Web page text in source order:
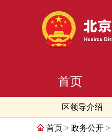
首页
区领导介绍
首页 > 政务公开 >